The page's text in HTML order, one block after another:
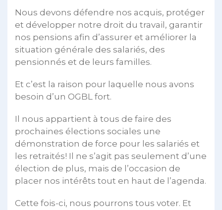
Nous devons défendre nos acquis, protéger
et développer notre droit du travail, garantir
nos pensions afin d’assurer et améliorer la
situation générale des salariés, des
pensionnés et de leurs familles.
Et c’est la raison pour laquelle nous avons
besoin d’un OGBL fort.
Il nous appartient à tous de faire des
prochaines élections sociales une
démonstration de force pour les salariés et
les retraités! Il ne s’agit pas seulement d’une
élection de plus, mais de l’occasion de
placer nos intérêts tout en haut de l’agenda.
Cette fois-ci, nous pourrons tous voter. Et